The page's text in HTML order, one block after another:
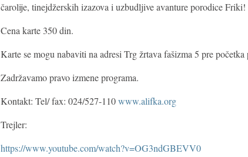
čarolije, tinejdžerskih izazova i uzbudljive avanture porodice Friki!
Cena karte 350 din.
Karte se mogu nabaviti na adresi Trg žrtava fašizma 5 pre početka
Zadržavamo pravo izmene programa.
Kontakt: Tel/ fax: 024/527-110www.alifka.org
Trejler:
https://www.youtube.com/watch?v=OG3ndGBEVV0